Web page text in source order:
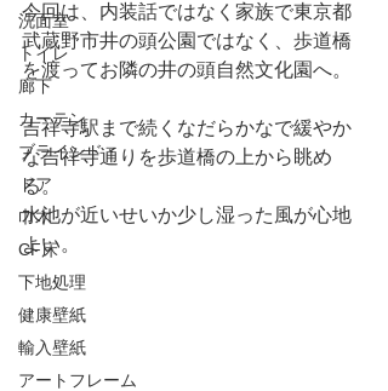
洗面室
トイレ
廊下
カーテン
ブラインド
ドア
巾木
CF床
下地処理
健康壁紙
輸入壁紙
アートフレーム
今回は、内装話ではなく家族で東京都
武蔵野市井の頭公園ではなく、歩道橋
を渡ってお隣の井の頭自然文化園へ。
吉祥寺駅まで続くなだらかなで緩やか
な吉祥寺通りを歩道橋の上から眺め
る。
水池が近いせいか少し湿った風が心地
よい。